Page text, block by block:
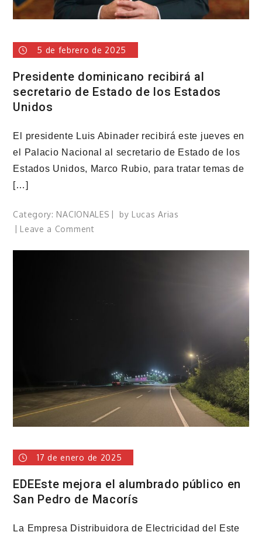
alimentaria
5 de febrero de 2025
Presidente dominicano recibirá al
secretario de Estado de los Estados
Unidos
El presidente Luis Abinader recibirá este jueves en
el Palacio Nacional al secretario de Estado de los
Estados Unidos, Marco Rubio, para tratar temas de
[…]
Category: NACIONALES by Lucas Arias
Leave a Commenton
Estados
Unidos
17 de enero de 2025
EDEEste mejora el alumbrado público en
San Pedro de Macorís
La Empresa Distribuidora de Electricidad del Este